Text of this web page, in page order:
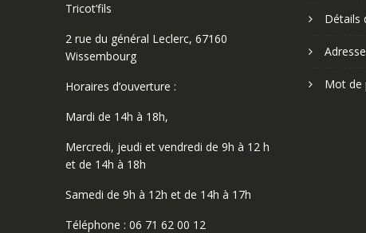
Tricot’fils
2 rue du général Leclerc, 67160
Wissembourg
Horaires d’ouverture :
Mardi de 14h à 18h,
Mercredi, jeudi et vendredi de 9h à 12 h
et de 14h à 18h
Samedi de 9h à 12h et de 14h à 17h
Téléphone : 06 71 62 00 12
Détails
Mot de